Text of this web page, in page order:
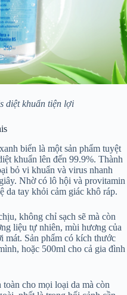
diệt khuẩn tiện lợi
biển là một sản phẩm tuyệt
khuẩn lên đến 99.9%. Thành
bỏ vi khuẩn và virus nhanh
Nhờ có lô hội và provitamin
da tay khỏi cảm giác khô ráp.
không chỉ sạch sẽ mà còn
liệu tự nhiên, mùi hương của
mát. Sản phẩm có kích thước
hoặc 500ml cho cả gia đình
cho mọi loại da mà còn